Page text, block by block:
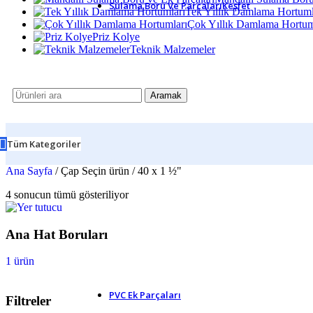
Tek Yıllık Damlama
Çok Yıllık Damlama
Priz Kolye
Teknik Malzemeler
Aramak
Tüm Kategoriler
Sulama Boru Ve ParçalarıKeşfet
Kaplin Puşvit Parçalar
Kaplin Dirsek
Spigot Adaptör
Spigot Dirsek
Spigot Te
Kilitli Bağlantı Manşon
Kilitli Bağlantı Te
En İyi Sulama Ürünleri ile Tanışın
PVC Ek Parçaları
Ana Sayfa / Çap Seçin ürün / 40 x 1 ½"
4 sonucun tümü gösteriliyor
Ana Hat Boruları
1 ürün
Filtreler